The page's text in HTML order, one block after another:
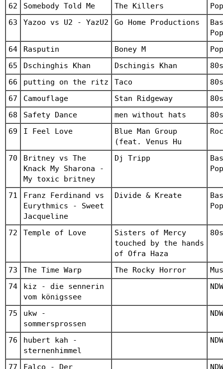
62 Somebody Told Me The Killers
Pop
63
Yazoo vs U2 - YazU2 Go Home Productions
Pop
64
Rasputin Boney M
Pop
65
Dschinghis Khan Dschingis Khan
80s
66
putting on the ritz Taco
80s
67
Camouflage Stan Ridgeway
80s
68
Safety Dance men without hats
80s
69
I Feel Love
Blue Man Group
(feat. Venus Hu
70
Britney vs The
Knack My Sharona -
My toxic britney
Dj Tripp
Pop
71
Franz Ferdinand vs
Eurythmics - Sweet
Jacqueline
Divide & Kreate
Pop
72 Temple of Love
Sisters of Mercy
touched by the hands
of Ofra Haza
80s
73 The Time Warp The Rocky Horror
74
kiz - die sennerin
vom königssee
NDW
75
ukw -
sommersprossen
NDW
76
hubert kah -
sternenhimmel
NDW
77
Falco - Der
NDW